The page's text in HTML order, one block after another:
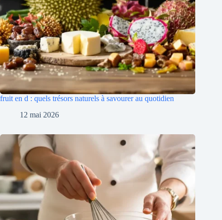
fruit en d : quels trésors naturels à savourer au quotidien
12 mai 2026